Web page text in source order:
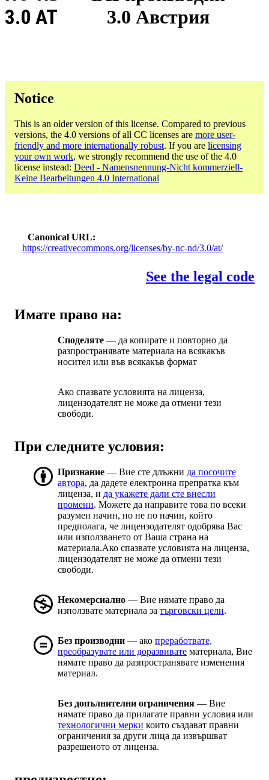
3.0 Австрия
3.0 AT
Notice
This is an older version of this license. Compared to previous
versions, the 4.0 versions of all CC licenses are more user-
friendly and more internationally robust. If you are licensing
your own work, we strongly recommend the use of the 4.0
license instead: Deed - Namensnennung-Nicht kommerziell-
Keine Bearbeitungen 4.0 International
Canonical URL
https://creativecommons.org/licenses/by-nc-nd/3.0/at/
See the legal code
Имате право на:
Споделяте — да копирате и повторно да
разпространявате материала на всякакъв
носител или във всякакъв формат
Ако спазвате условията на лиценза,
лицензодателят не може да отмени тези
свободи.
При следните условия:
Признание — Вие сте длъжни да посочите
автора, да дадете електронна препратка към
лиценза, и да укажете дали сте внесли
промени. Можете да направите това по всеки
разумен начин, но не по начин, който
предполага, че лицензодателят одобрява Вас
или използването от Ваша страна на
материала.Ако спазвате условията на лиценза,
лицензодателят не може да отмени тези
свободи.
Некомерсиално — Вие нямате право да
използвате материала за търговски цели.
Без производни — ако преработвате,
преобразувате или доразвивате материала, Вие
нямате право да разпространявате изменения
материал.
Без допълнителни ограничения — Вие
нямате право да прилагате правни условия или
технологични мерки които създават правни
ограничения за други лица да извършват
разрешеното от лиценза.